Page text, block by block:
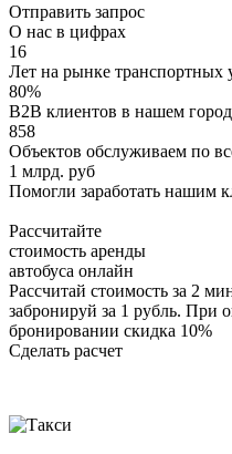
Отправить запрос
О нас в цифрах
16
Лет на рынке транспортных
80%
B2B клиентов в нашем
858
Объектов обслуживаем по
1 млрд. руб
Помогли заработать нашим
Рассчитайте
стоимость аренды
автобуса онлайн
Рассчитай стоимость за 2
забронируй за 1 рубль. При
бронировании скидка 10%
Сделать расчет